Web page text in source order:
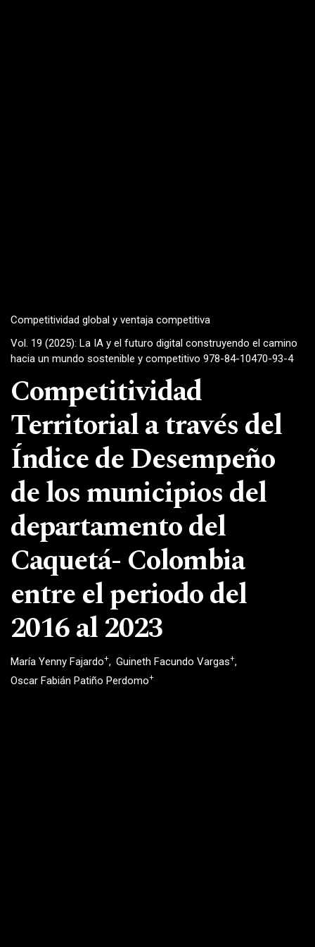
Competitividad global y ventaja competitiva
Vol. 19 (2025): La IA y el futuro digital construyendo el camino
hacia un mundo sostenible y competitivo 978-84-10470-93-4
Competitividad
Territorial a través del
Índice de Desempeño
de los municipios del
departamento del
Caquetá- Colombia
entre el periodo del
2016 al 2023
María Yenny Fajardo+ Guineth Facundo Vargas+
Oscar Fabián Patiño Perdomo+